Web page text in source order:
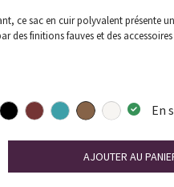
ce sac en cuir polyvalent présente
des finitions fauves et des
En